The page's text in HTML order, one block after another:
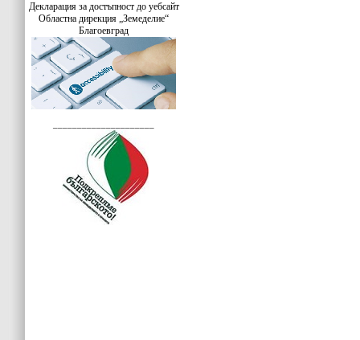
Декларация за достъпност до уебсайт
Областна дирекция „Земеделие“
Благоевград